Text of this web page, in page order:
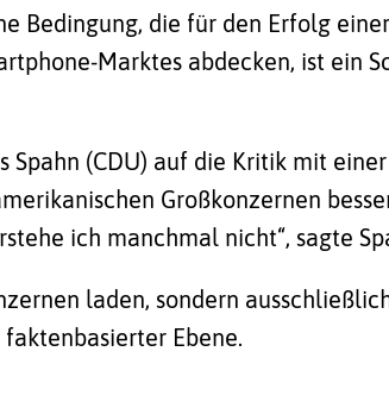
Bedingung, die für den Erfolg
Marktes abdecken, ist ein
Spahn (CDU) auf die Kritik mit
Großkonzernen
ich manchmal nicht“, sagte
laden, sondern
Ebene.